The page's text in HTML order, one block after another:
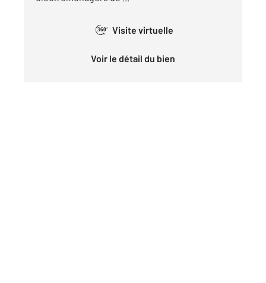
360° Visite virtuelle
Voir le détail du bien